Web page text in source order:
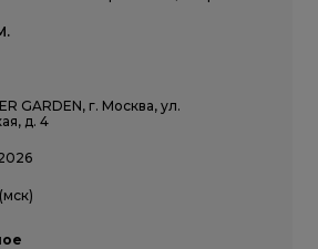
GARDEN, г. Москва, ул.
д. 4